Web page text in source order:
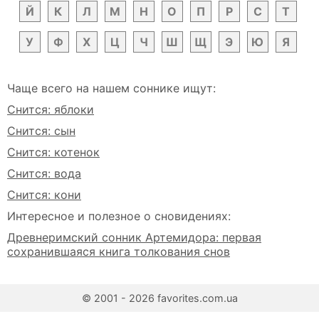
Й К Л М Н О П Р С Т
У Ф Х Ц Ч Ш Щ Э Ю Я
Чаще всего на нашем соннике ищут:
Снится: яблоки
Снится: сын
Снится: котенок
Снится: вода
Снится: кони
Интересное и полезное о сновидениях:
Древнеримский сонник Артемидора: первая
сохранившаяся книга толкования снов
© 2001 - 2026 favorites.com.ua